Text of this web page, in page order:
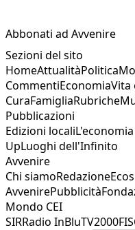
Abbonati ad Avvenire
Sezioni del sito
HomeAttualitàPolitica
CommentiEconomiaVita
CuraFamigliaRubriche
Pubblicazioni
Edizioni locali
UpLuoghi dell'Infinito
Avvenire
Chi siamoRedazione
AvvenirePubblicità
Mondo CEI
SIRRadio InBluTV2000